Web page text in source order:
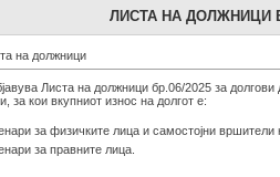
ЛИСТА НА ДОЛЖНИЦИ
на должници
Листа на должници бр.06/2025 за
за кои вкупниот износ на долгот е:
за физичките лица и самостојни вршители
за правните лица.